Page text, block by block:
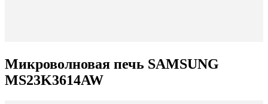
Микроволновая печь SAMSUNG
MS23K3614AW